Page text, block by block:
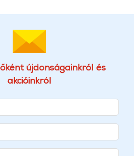
újdonságainkról és
akcióinkról